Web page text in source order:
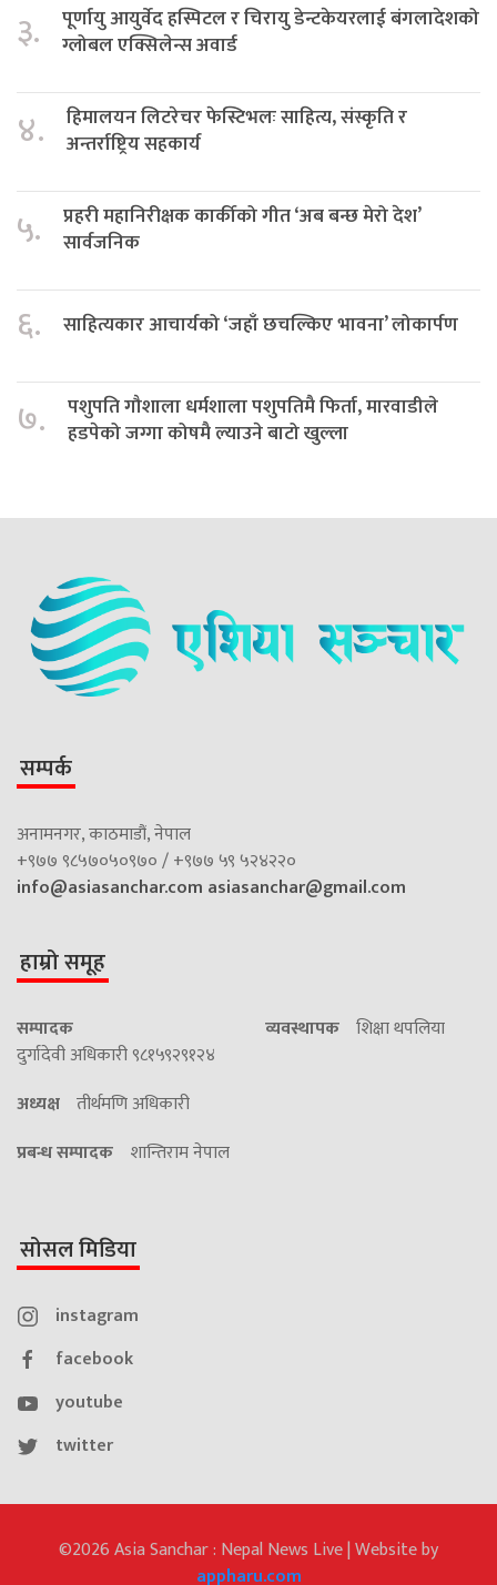
३.
पूर्णायु आयुर्वेद हस्पिटल र चिरायु डेन्टकेयरलाई बंगलादेशको
ग्लोबल एक्सिलेन्स अवार्ड
४.
हिमालयन लिटरेचर फेस्टिभलः साहित्य, संस्कृति र
अन्तर्राष्ट्रिय सहकार्य
५.
प्रहरी महानिरीक्षक कार्कीको गीत ‘अब बन्छ मेरो देश’
सार्वजनिक
६. साहित्यकार आचार्यको ‘जहाँ छचल्किए भावना’ लोकार्पण
७.
पशुपति गौशाला धर्मशाला पशुपतिमै फिर्ता, मारवाडीले
हडपेको जग्गा कोषमै ल्याउने बाटो खुल्ला
सम्पर्क
अनामनगर, काठमाडौं, नेपाल
+९७७ ९८५७०५०९७० / +९७७ ५९ ५२४२२०
info@asiasanchar.com asiasanchar@gmail.com
हाम्रो समूह
सम्पादक
दुर्गादेवी अधिकारी ९८१५९२९१२४
व्यवस्थापक शिक्षा थपलिया
अध्यक्ष तीर्थमणि अधिकारी
प्रबन्ध सम्पादक शान्तिराम नेपाल
सोसल मिडिया
instagram
facebook
youtube
twitter
©2026 Asia Sanchar : Nepal News Live | Website by
appharu.com